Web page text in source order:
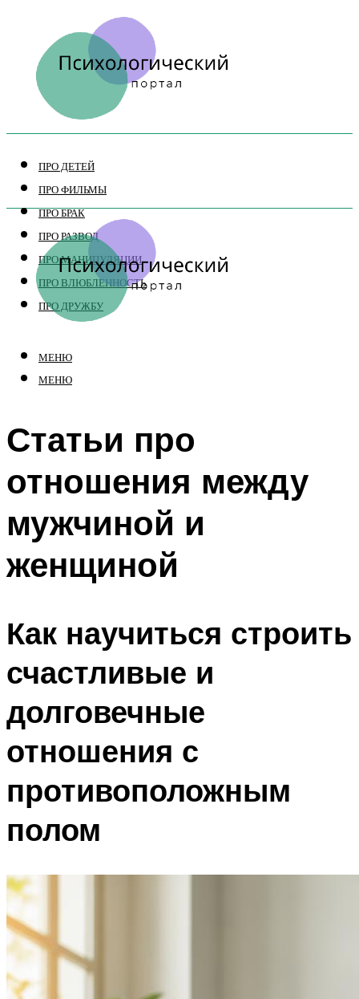
ПРО ДЕТЕЙ
ПРО ФИЛЬМЫ
ПРО БРАК
ПРО РАЗВОД
ПРО МАНИПУЛЯЦИИ
ПРО ВЛЮБЛЕННОСТЬ
ПРО ДРУЖБУ
МЕНЮ
МЕНЮ
Статьи про
отношения между
мужчиной и
женщиной
Как научиться строить
счастливые и
долговечные
отношения с
противоположным
полом